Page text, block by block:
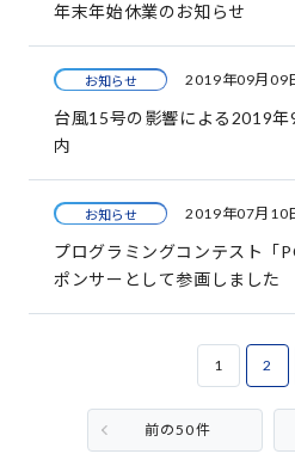
年末年始休業のお知らせ
お知らせ 2019年09月09
台風15号の影響による2019
内
お知らせ 2019年07月10
プログラミングコンテスト「
ポンサーとして参画しました
前の50件
1 2